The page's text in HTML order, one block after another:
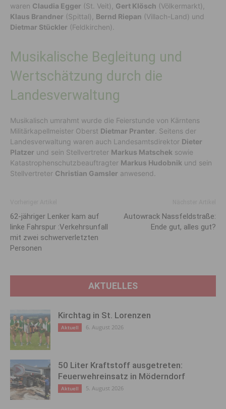
waren Claudia Egger (St. Veit), Gert Klösch (Völkermarkt),
Klaus Brandner (Spittal), Bernd Riepan (Villach-Land) und
Dietmar Stückler (Feldkirchen).
Musikalische Begleitung und
Wertschätzung durch die
Landesverwaltung
Musikalisch umrahmt wurde die Feierstunde von Kärntens
Militärkapellmeister Oberst Dietmar Pranter . Seitens der
Landesverwaltung waren auch Landesamtsdirektor Dieter
Platzer und sein Stellvertreter Markus Matschek sowie
Katastrophenschutzbeauftragter Markus Hudobnik und sein
Stellvertreter Christian Gamsler anwesend.
62-jähriger Lenker kam auf
linke Fahrspur :Verkehrsunfall
mit zwei schwerverletzten
Personen
Autowrack Nassfeldstraße:
Ende gut, alles gut?
AKTUELLES
Kirchtag in St. Lorenzen
Aktuell 6. August 2026
50 Liter Kraftstoff ausgetreten:
Feuerwehreinsatz in Möderndorf
Aktuell 5. August 2026